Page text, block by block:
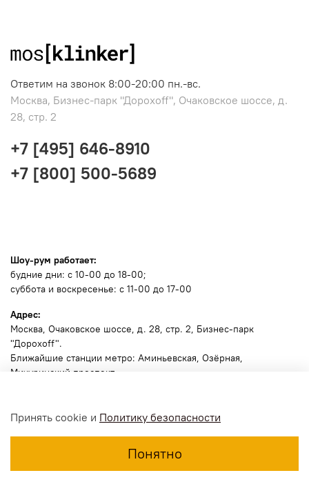
Ответим на звонок 8:00-20:00 пн.-вс.
Москва, Бизнес-парк "Дорохоff", Очаковское шоссе, д.
28, стр. 2
+7 [495] 646-8910
+7 [800] 500-5689
Шоу-рум работает:
будние дни: с 10-00 до 18-00;
суббота и воскресенье: с 11-00 до 17-00
Адрес:
Москва, Очаковское шоссе, д. 28, стр. 2, Бизнес-парк
"Дорохоff".
Ближайшие станции метро: Аминьевская, Озёрная,
Мичуринский проспект.
Шлагбаум №1 откроется по номеру машины.
Вам нужен центральный вход посередине.
Принять cookie и Политику безопасности
Понятно